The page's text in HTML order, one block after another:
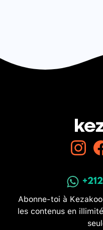
Abonne-toi à
les contenus en